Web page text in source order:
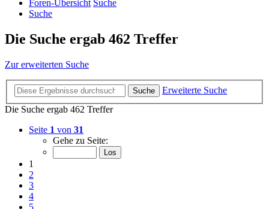
Foren-Übersicht Suche
Suche
Die Suche ergab 462 Treffer
Zur erweiterten Suche
Suche
Erweiterte Suche
Die Suche ergab 462 Treffer
Seite 1 von 31
Gehe zu Seite:
1
2
3
4
5